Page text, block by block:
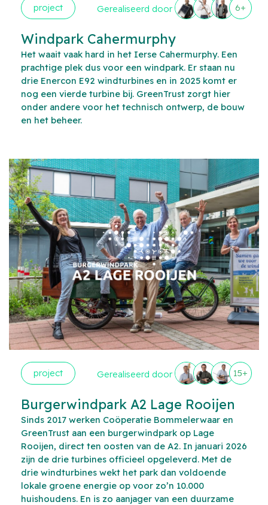
project Gerealiseerd door 6+
Windpark Cahermurphy
Het waait vaak hard in het Ierse Cahermurphy. Een
prachtige plek dus voor een windpark. Er staan nu
drie Enercon E92 windturbines en in 2025 komt er
nog een vierde turbine bij. GreenTrust zorgt hier
onder andere voor het technisch ontwerp, de bouw
en het beheer.
project Gerealiseerd door 15+
Burgerwindpark A2 Lage Rooijen
Sinds 2017 werken Coöperatie Bommelerwaar en
GreenTrust aan een burgerwindpark op Lage
Rooijen, direct ten oosten van de A2. In januari 2026
zijn de drie turbines officieel opgeleverd. Met de
drie windturbines wekt het park dan voldoende
lokale groene energie op voor zo’n 10.000
huishoudens. En is zo aanjager van een duurzame